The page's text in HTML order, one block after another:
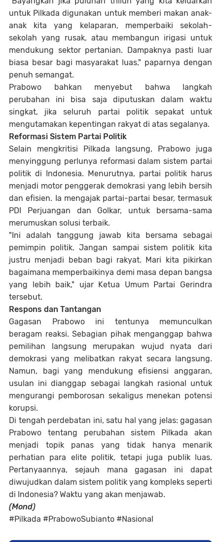
untuk Pilkada digunakan untuk memberi makan anak-
anak kita yang kelaparan, memperbaiki sekolah-
sekolah yang rusak, atau membangun irigasi untuk
mendukung sektor pertanian. Dampaknya pasti luar
biasa besar bagi masyarakat luas," paparnya dengan
penuh semangat.
Prabowo bahkan menyebut bahwa langkah
perubahan ini bisa saja diputuskan dalam waktu
singkat, jika seluruh partai politik sepakat untuk
mengutamakan kepentingan rakyat di atas segalanya.
Reformasi Sistem Partai Politik
Selain mengkritisi Pilkada langsung, Prabowo juga
menyinggung perlunya reformasi dalam sistem partai
politik di Indonesia. Menurutnya, partai politik harus
menjadi motor penggerak demokrasi yang lebih bersih
dan efisien. Ia mengajak partai-partai besar, termasuk
PDI Perjuangan dan Golkar, untuk bersama-sama
merumuskan solusi terbaik.
"Ini adalah tanggung jawab kita bersama sebagai
pemimpin politik. Jangan sampai sistem politik kita
justru menjadi beban bagi rakyat. Mari kita pikirkan
bagaimana memperbaikinya demi masa depan bangsa
yang lebih baik," ujar Ketua Umum Partai Gerindra
tersebut.
Respons dan Tantangan
Gagasan Prabowo ini tentunya memunculkan
beragam reaksi. Sebagian pihak menganggap bahwa
pemilihan langsung merupakan wujud nyata dari
demokrasi yang melibatkan rakyat secara langsung.
Namun, bagi yang mendukung efisiensi anggaran,
usulan ini dianggap sebagai langkah rasional untuk
mengurangi pemborosan sekaligus menekan potensi
korupsi.
Di tengah perdebatan ini, satu hal yang jelas: gagasan
Prabowo tentang perubahan sistem Pilkada akan
menjadi topik panas yang tidak hanya menarik
perhatian para elite politik, tetapi juga publik luas.
Pertanyaannya, sejauh mana gagasan ini dapat
diwujudkan dalam sistem politik yang kompleks seperti
di Indonesia? Waktu yang akan menjawab.
(Mond)
#Pilkada #PrabowoSubianto #Nasional